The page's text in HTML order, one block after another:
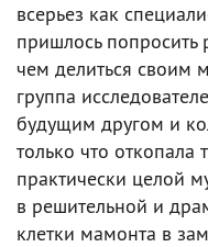
всерьез как
пришлось попросить
чем делиться своим
группа
будущим другом и
только что откопала
практически целой
в решительной и
клетки мамонта в